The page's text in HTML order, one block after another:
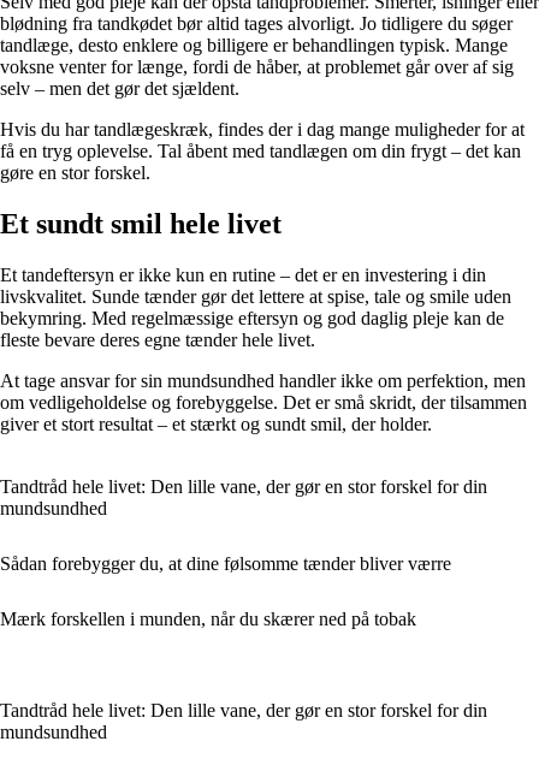
blødning fra tandkødet bør altid tages alvorligt. Jo tidligere du søger
tandlæge, desto enklere og billigere er behandlingen typisk. Mange
voksne venter for længe, fordi de håber, at problemet går over af sig
selv – men det gør det sjældent.
Hvis du har tandlægeskræk, findes der i dag mange muligheder for at
få en tryg oplevelse. Tal åbent med tandlægen om din frygt – det kan
gøre en stor forskel.
Et sundt smil hele livet
Et tandeftersyn er ikke kun en rutine – det er en investering i din
livskvalitet. Sunde tænder gør det lettere at spise, tale og smile uden
bekymring. Med regelmæssige eftersyn og god daglig pleje kan de
fleste bevare deres egne tænder hele livet.
At tage ansvar for sin mundsundhed handler ikke om perfektion, men
om vedligeholdelse og forebyggelse. Det er små skridt, der tilsammen
giver et stort resultat – et stærkt og sundt smil, der holder.
Tandtråd hele livet: Den lille vane, der gør en stor forskel for din
mundsundhed
Sådan forebygger du, at dine følsomme tænder bliver værre
Mærk forskellen i munden, når du skærer ned på tobak
Tandtråd hele livet: Den lille vane, der gør en stor forskel for din
mundsundhed